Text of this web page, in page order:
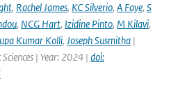
, Rachel James, KC Silverio, A Faye, S
, NCG Hart, Izidine Pinto, M Kilavi,
Kumar Kolli, Joseph Susmitha |
| Year: 2024 | doi: